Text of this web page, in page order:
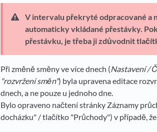
V intervalu překryté odpracované a
automaticky vkládané přestávky.
přestávku, je třeba ji zdůvodnit
Při změně směny ve více dnech (Nastavení /
"rozvržení směn") byla upravena editace
dnech, a ne pouze u jednoho dne.
Bylo opraveno načtení stránky Záznamy
docházku" / tlačítko "Průchody") v případě,